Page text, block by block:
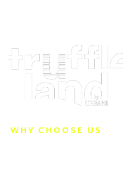
WHY CHOOSE US